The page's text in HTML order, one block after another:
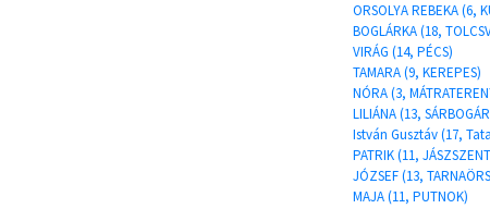
ORSOLYA REBEKA (6,
BOGLÁRKA (18,
VIRÁG (14, PÉCS)
TAMARA (9, KEREPES)
NÓRA (3,
LILIÁNA (13,
István Gusztáv (17,
PATRIK (11,
JÓZSEF (13,
MAJA (11, PUTNOK)